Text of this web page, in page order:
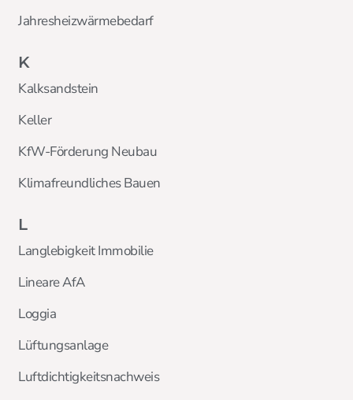
Jahresheizwärmebedarf
K
Kalksandstein
Keller
KfW-Förderung Neubau
Klimafreundliches Bauen
L
Langlebigkeit Immobilie
Lineare AfA
Loggia
Lüftungsanlage
Luftdichtigkeitsnachweis